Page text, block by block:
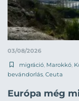
03/08/2026
migráció, Marokkó,
bevándorlás, Ceuta
Európa még